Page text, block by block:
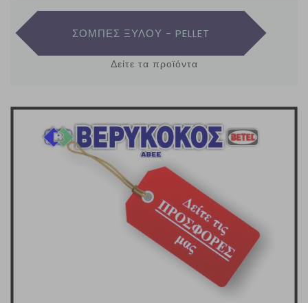
ΣΟΜΠΕΣ ΞΥΛΟΥ - PELLET
Δείτε τα προϊόντα